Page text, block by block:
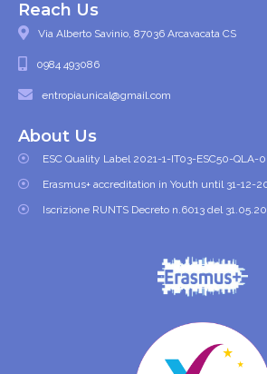
Reach Us
Via Alberto Savinio, 87036 Arcavacata CS
0984 493086
entropiaunical@gmail.com
About Us
ESC Quality Label 2021-1-IT03-ESC50-QLA-
Erasmus+ accreditation in Youth until 31-12-
Iscrizione RUNTS Decreto n.6013 del